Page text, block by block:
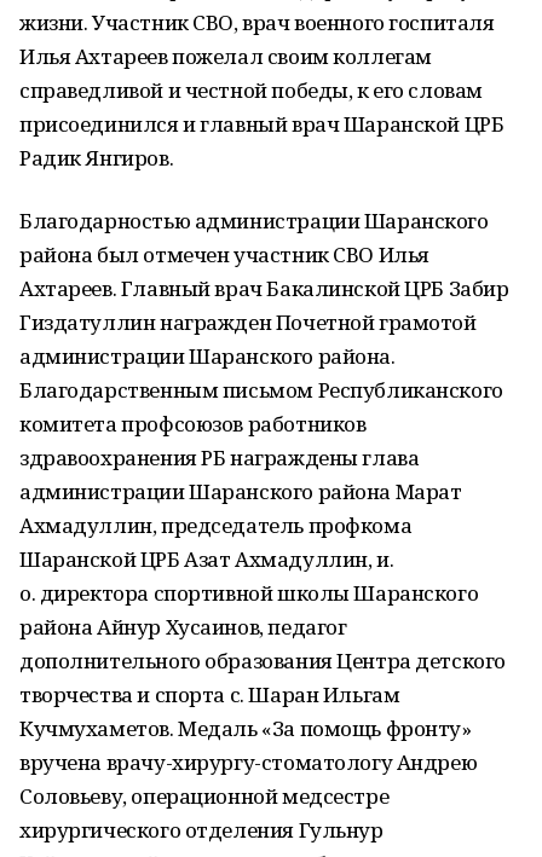
жизни. Участник СВО, врач военного госпиталя
Илья Ахтареев пожелал своим коллегам
справедливой и честной победы, к его словам
присоединился и главный врач Шаранской ЦРБ
Радик Янгиров.
Благодарностью администрации Шаранского
района был отмечен участник СВО Илья
Ахтареев. Главный врач Бакалинской ЦРБ Забир
Гиздатуллин награжден Почетной грамотой
администрации Шаранского района.
Благодарственным письмом Республиканского
комитета профсоюзов работников
здравоохранения РБ награждены глава
администрации Шаранского района Марат
Ахмадуллин, председатель профкома
Шаранской ЦРБ Азат Ахмадуллин, и.
о. директора спортивной школы Шаранского
района Айнур Хусаинов, педагог
дополнительного образования Центра детского
творчества и спорта с. Шаран Ильгам
Кучмухаметов. Медаль «За помощь фронту»
вручена врачу-хирургу-стоматологу Андрею
Соловьеву, операционной медсестре
хирургического отделения Гульнур